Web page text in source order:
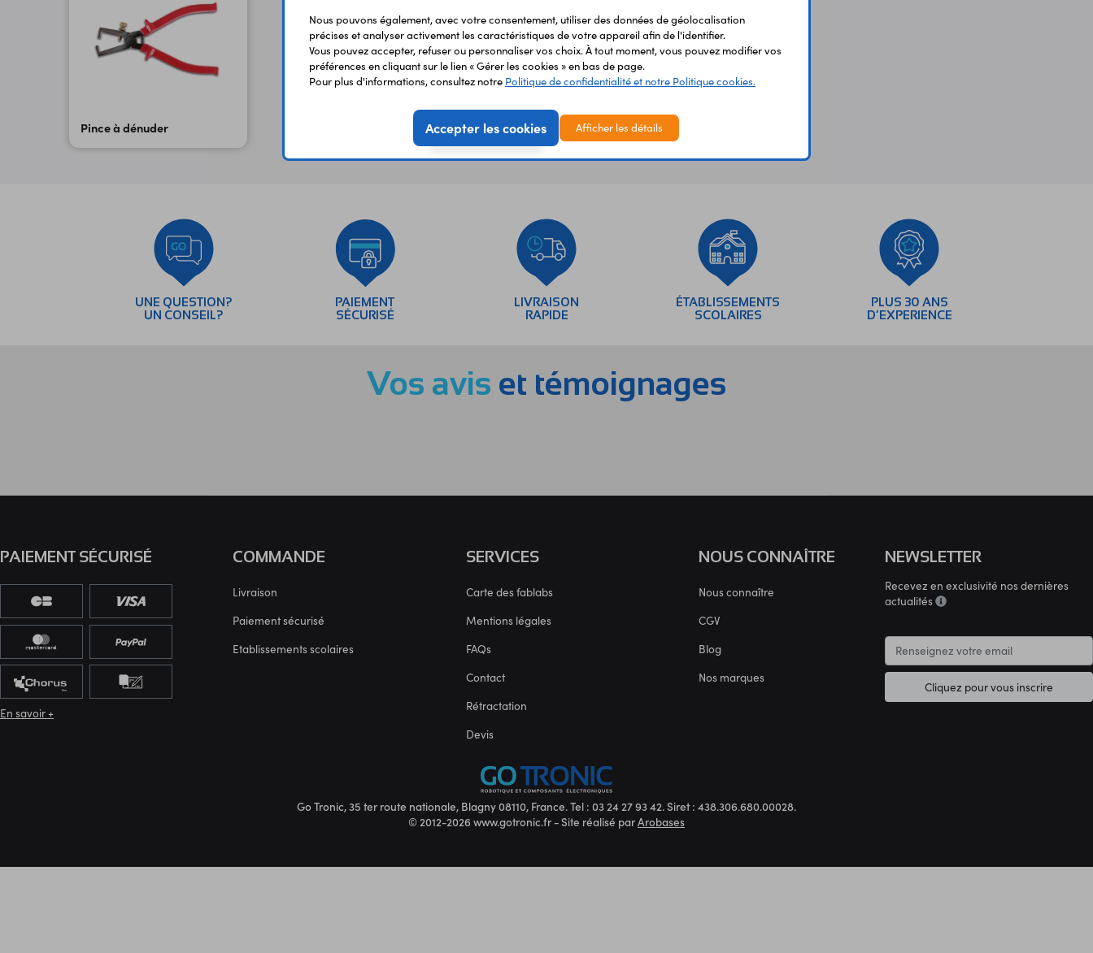
Pince à dénuder
UNE QUESTION?
UN CONSEIL?
PAIEMENT
SÉCURISÉ
LIVRAISON
RAPIDE
ÉTABLISSEMENTS
SCOLAIRES
PLUS 30 ANS
D’EXPERIENCE
Vos avis et témoignages
COMMANDE
Livraison
Paiement sécurisé
Etablissements scolaires
SERVICES
Carte des fablabs
Mentions légales
FAQs
Contact
Rétractation
Devis
NOUS CONNAÎTRE
Nous connaître
CGV
Blog
Nos marques
NEWSLETTER
Recevez en exclusivité nos dernières
actualités
Cliquez pour vous inscrire
PAIEMENT SÉCURISÉ
En savoir +
Go Tronic, 35 ter route nationale, Blagny 08110, France. Tel : 03 24 27 93 42. Siret : 438.306.680.00028.
© 2012-2026 www.gotronic.fr - Site réalisé parArobases
Nous pouvons également, avec votre consentement, utiliser des données de géolocalisation
précises et analyser activement les caractéristiques de votre appareil afin de l'identifier.
Vous pouvez accepter, refuser ou personnaliser vos choix. À tout moment, vous pouvez modifier vos
préférences en cliquant sur le lien « Gérer les cookies » en bas de page.
Pour plus d'informations, consultez notre Politique de confidentialité et notre Politique cookies.
Accepter les cookies Afficher les détails